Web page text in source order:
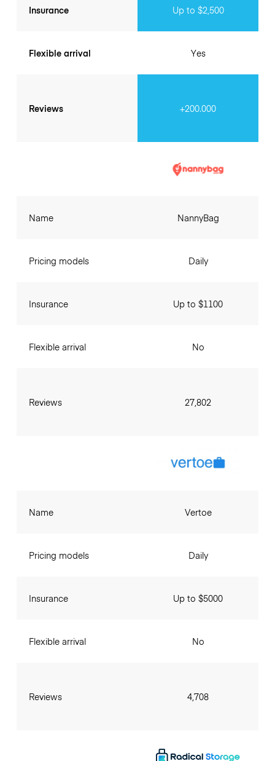
Insurance
Flexible arrival
Reviews
Up to $2,500
Yes
+200.000
Name
Pricing models
Insurance
Flexible arrival
Reviews
NannyBag
Daily
Up to $1100
No
27,802
Name
Pricing models
Insurance
Flexible arrival
Reviews
Vertoe
Daily
Up to $5000
No
4,708